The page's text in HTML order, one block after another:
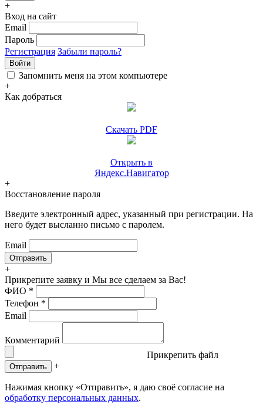
+
Вход на сайт
Email
Пароль
Регистрация Забыли пароль?
Войти
Запомнить меня на этом компьютере
+
Как добраться
Скачать PDF
Открыть в
Яндекс.Навигатор
+
Восстановление пароля
Введите электронный адрес, указанный при регистрации. На
него будет высланно письмо с паролем.
Email
+
Прикрепите заявку и Мы все сделаем за Вас!
ФИО *
Телефон *
Email
Комментарий
Прикрепить файл
Отправить +
Нажимая кнопку «Отправить», я даю своё согласие на
обработку персональных данных.